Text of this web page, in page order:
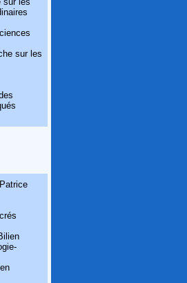
sur les